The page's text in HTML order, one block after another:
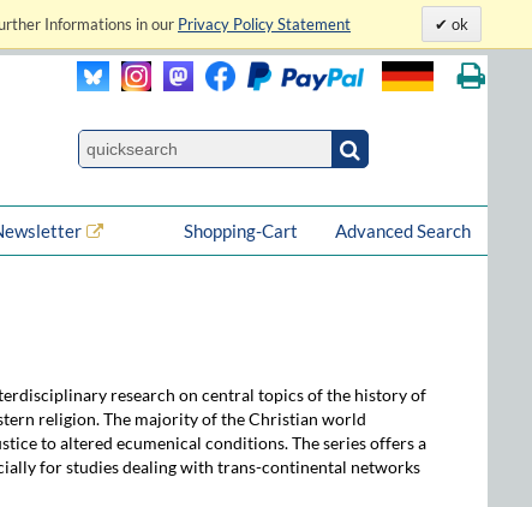
Informations in our Privacy Policy Statement ok
Advanced Search
Shopping-Cart
research on central topics of the history of
religion. The majority of the Christian world
to altered ecumenical conditions. The series offers a
for studies dealing with trans-continental networks